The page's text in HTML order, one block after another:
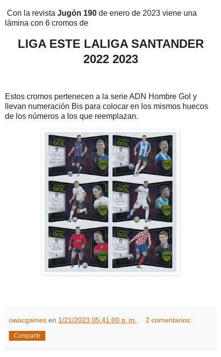
Con la revista Jugón 190 de enero de 2023 viene una
lámina con 6 cromos de
LIGA ESTE LALIGA SANTANDER
2022 2023
Estos cromos pertenecen a la serie ADN Hombre Gol y
llevan numeración Bis para colocar en los mismos huecos
de los números a los que reemplazan.
owacgames en 1/21/2023 05:41:00 p. m. 2 comentarios:
Compartir